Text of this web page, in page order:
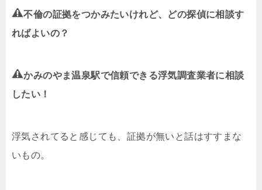
不倫の証拠をつかみたいけれど、どの探偵に相談す
ればよいの？
かみのやま温泉駅で信頼できる浮気調査業者に相談
したい！
浮気されてると感じても、証拠が無いと話はすすまな
いもの。